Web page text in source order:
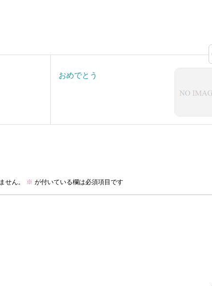
おめでとう
せん。 ※ が付いている欄は必須項目です